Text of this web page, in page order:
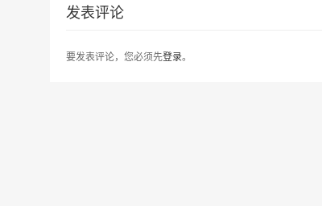
发表评论
要发表评论，您必须先登录。